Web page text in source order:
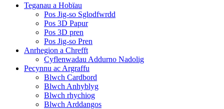
Teganau a Hobïau
Pos Jig-so Sglodfwrdd
Pos 3D Papur
Pos 3D pren
Pos Jig-so Pren
Anrhegion a Chrefft
Cyflenwadau Addurno Nadolig
Pecynnu ac Argraffu
Blwch Cardbord
Blwch Anhyblyg
Blwch rhychiog
Blwch Arddangos